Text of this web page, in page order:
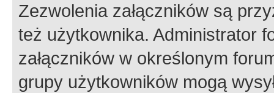
Zezwolenia załączników są
też użytkownika. Administrator
załączników w określonym
grupy użytkowników mogą